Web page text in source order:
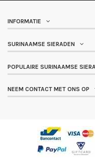
INFORMATIE
SURINAAMSE SIERADEN
POPULAIRE SURINAAMSE
NEEM CONTACT MET ONS OP